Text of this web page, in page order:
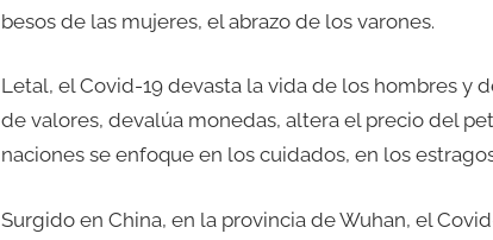
besos de las mujeres, el abrazo de los varones.
Letal, el Covid-19 devasta la vida de los hombres y
de valores, devalúa monedas, altera el precio del
naciones se enfoque en los cuidados, en los
Surgido en China, en la provincia de Wuhan, el